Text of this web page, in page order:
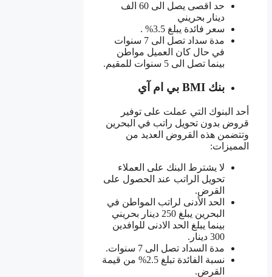
حد اقصى يصل الى 60 الف
دينار بحريني
سعر فائدة يبلغ 3.5% .
مدة سداد تصل الى 7 سنوات
في حال كان العميل مواطن
بينما تصل الى 5 سنوات للمقيم.
بنك BMI بي ام آي
أحد البنوك التي عملت على توفير
قروض بدون تحويل راتب في البحرين
وتتضمن هذه القروض العديد من
المميزات:
لا يشترط البنك على العملاء
تحويل الراتب عند الحصول على
القرض.
الحد الأدنى لراتب المواطن في
البحرين يبلغ 250 دينار بحريني
بينما يبلغ الحد الادنى للوافدين
300 دينار.
مدة السداد تصل الى 7 سنوات.
نسبة الفائدة تبلغ 2.5% من قيمة
القرض.